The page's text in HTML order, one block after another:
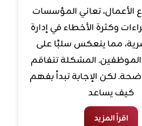
تعاني المؤسسات
وكثرة الأخطاء في إدارة
مما ينعكس سلبًا على
الموظفين. المشكلة تتفاقم
لكن الإجابة تبدأ بفهم
كيف يساعد
اقرأ المزيد